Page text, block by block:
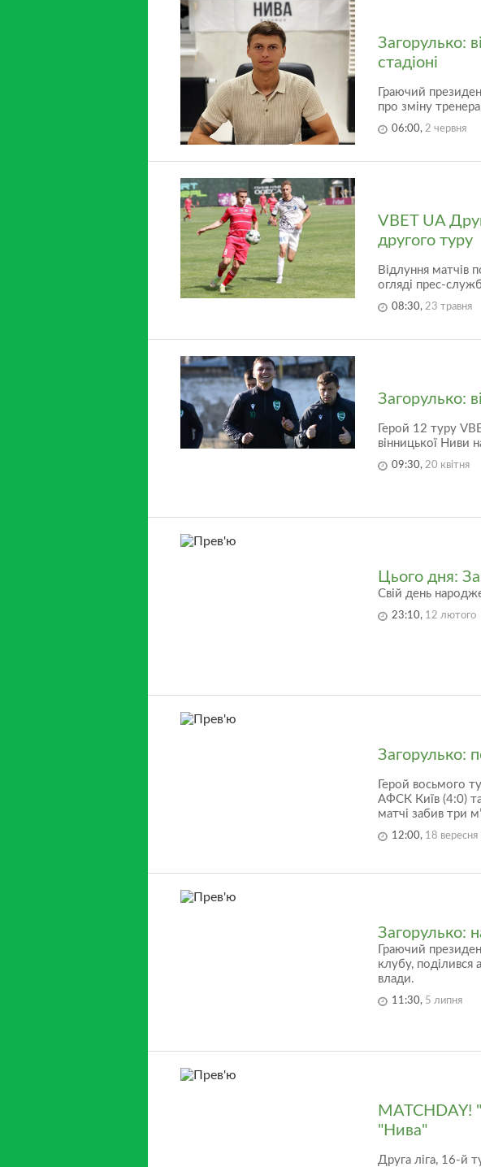
Загорулько:
стадіоні
Граючий
про зміну
06:00, 2 червня
VBET UA
другого туру
Відлуння матчів
огляді прес-
08:30, 23 травня
Загорулько:
Герой 12 туру
вінницької Ниви
09:30, 20 квітня
Цього дня:
Свій день
23:10, 12 лютого
Загорулько:
Герой восьмого
АФСК Київ (4:0)
матчі забив три
12:00, 18 вересня
Загорулько:
Граючий
клубу, поділився
влади.
11:30, 5 липня
MATCHDAY!
"Нива"
Друга ліга, 16-й